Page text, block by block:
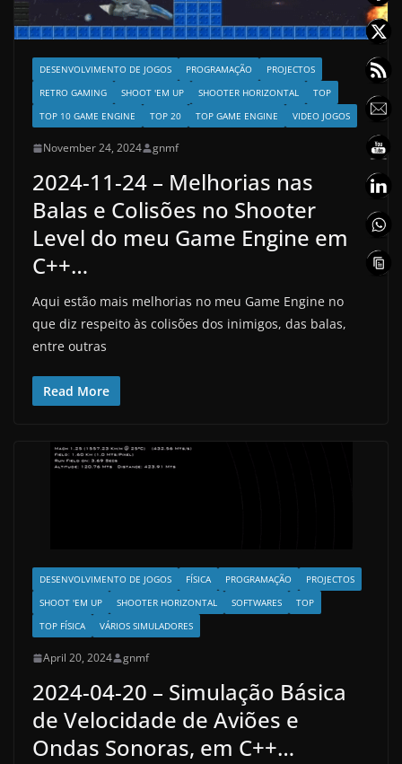
DESENVOLVIMENTO DE JOGOS PROGRAMAÇÃO
PROJECTOS
RETRO GAMING
SHOOT 'EM UP SHOOTER HORIZONTAL
TOP
TOP 10 GAME ENGINE
TOP 20 TOP GAME ENGINE VIDEO JOGOS
November 24, 2024 gnmf
2024-11-24 – Melhorias nas
Balas e Colisões no Shooter
Level do meu Game Engine em
C++…
Aqui estão mais melhorias no meu Game Engine no
que diz respeito às colisões dos inimigos, das balas,
entre outras
Read More
DESENVOLVIMENTO DE JOGOS FÍSICA PROGRAMAÇÃO
PROJECTOS
SHOOT 'EM UP
SHOOTER HORIZONTAL SOFTWARES
TOP
TOP FÍSICA
VÁRIOS SIMULADORES
April 20, 2024 gnmf
2024-04-20 – Simulação Básica
de Velocidade de Aviões e
Ondas Sonoras, em C++…